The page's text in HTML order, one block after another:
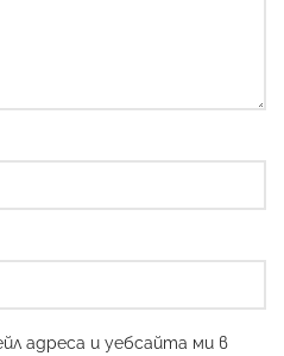
адреса и уебсайта ми в